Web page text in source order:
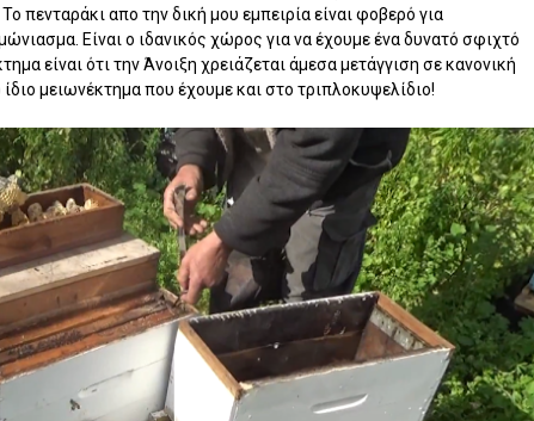
πενταράκι απο την δική μου εμπειρία είναι φοβερό για
Είναι ο ιδανικός χώρος για να έχουμε ένα δυνατό σφιχτό
είναι ότι την Άνοιξη χρειάζεται άμεσα μετάγγιση σε κανονική
μειωνέκτημα που έχουμε και στο τριπλοκυψελίδιο!